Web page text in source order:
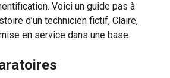
Voici un guide pas à
d’un technicien fictif, Claire,
en service dans une base.